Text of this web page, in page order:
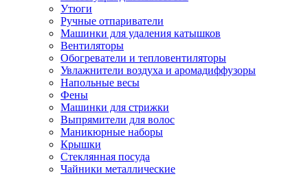
Утюги
Ручные отпариватели
Машинки для удаления катышков
Вентиляторы
Обогреватели и тепловентиляторы
Увлажнители воздуха и аромадиффузоры
Напольные весы
Фены
Машинки для стрижки
Выпрямители для волос
Маникюрные наборы
Крышки
Стеклянная посуда
Чайники металлические